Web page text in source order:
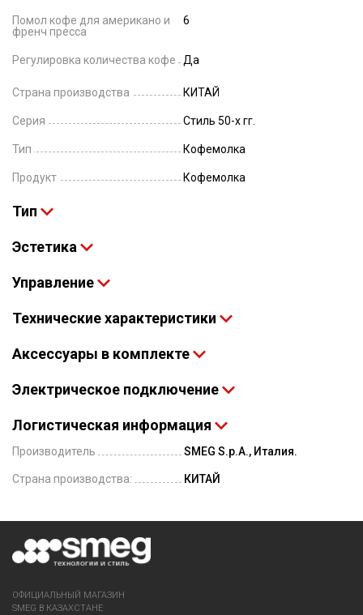
Помол кофе для американо и
френч пресса
6
Регулировка количества кофе Да
Страна производства КИТАЙ
Серия Стиль 50-х гг.
Тип Кофемолка
Продукт Кофемолка
Тип
Эстетика
Управление
Технические характеристики
Аксессуары в комплекте
Электрическое подключение
Логистическая информация
Производитель SMEG S.p.A., Италия.
Страна производства: КИТАЙ
ОФИЦИАЛЬНЫЙ МАГАЗИН
SMEG В КАЗАХСТАНЕ